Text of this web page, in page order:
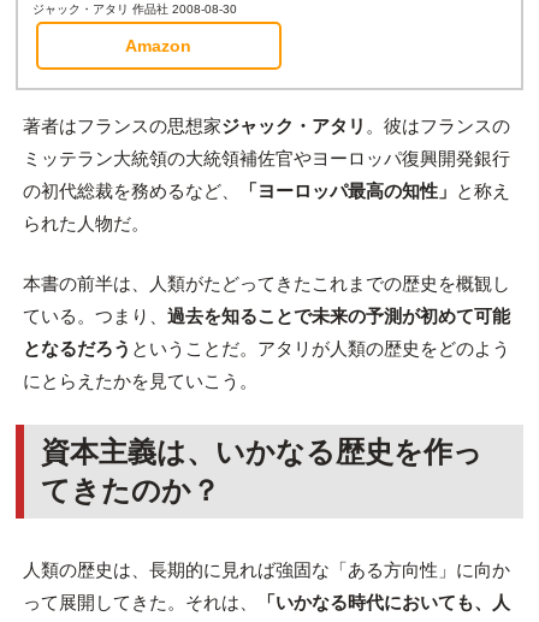
ジャック・アタリ 作品社 2008-08-30
Amazon
著者はフランスの思想家ジャック・アタリ 。彼はフランスの
ミッテラン大統領の大統領補佐官やヨーロッパ復興開発銀行
の初代総裁を務めるなど、
「ヨーロッパ最高の知性」 と称え
られた人物だ。
本書の前半は、人類がたどってきたこれまでの歴史を概観し
ている。つまり、 過去を知ることで未来の予測が初めて可能
となるだろう ということだ。アタリが人類の歴史をどのよう
にとらえたかを見ていこう。
資本主義は、いかなる歴史を作っ
てきたのか？
人類の歴史は、長期的に見れば強固な「ある方向性」に向か
って展開してきた。それは、
「いかなる時代においても、人